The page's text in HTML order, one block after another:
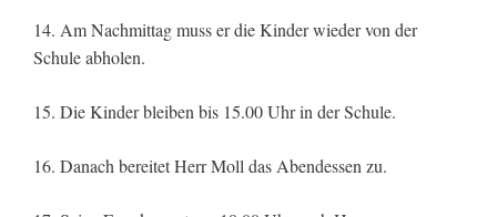
14. Am Nachmittag muss er die Kinder wieder von der
Schule abholen.
15. Die Kinder bleiben bis 15.00 Uhr in der Schule.
16. Danach bereitet Herr Moll das Abendessen zu.